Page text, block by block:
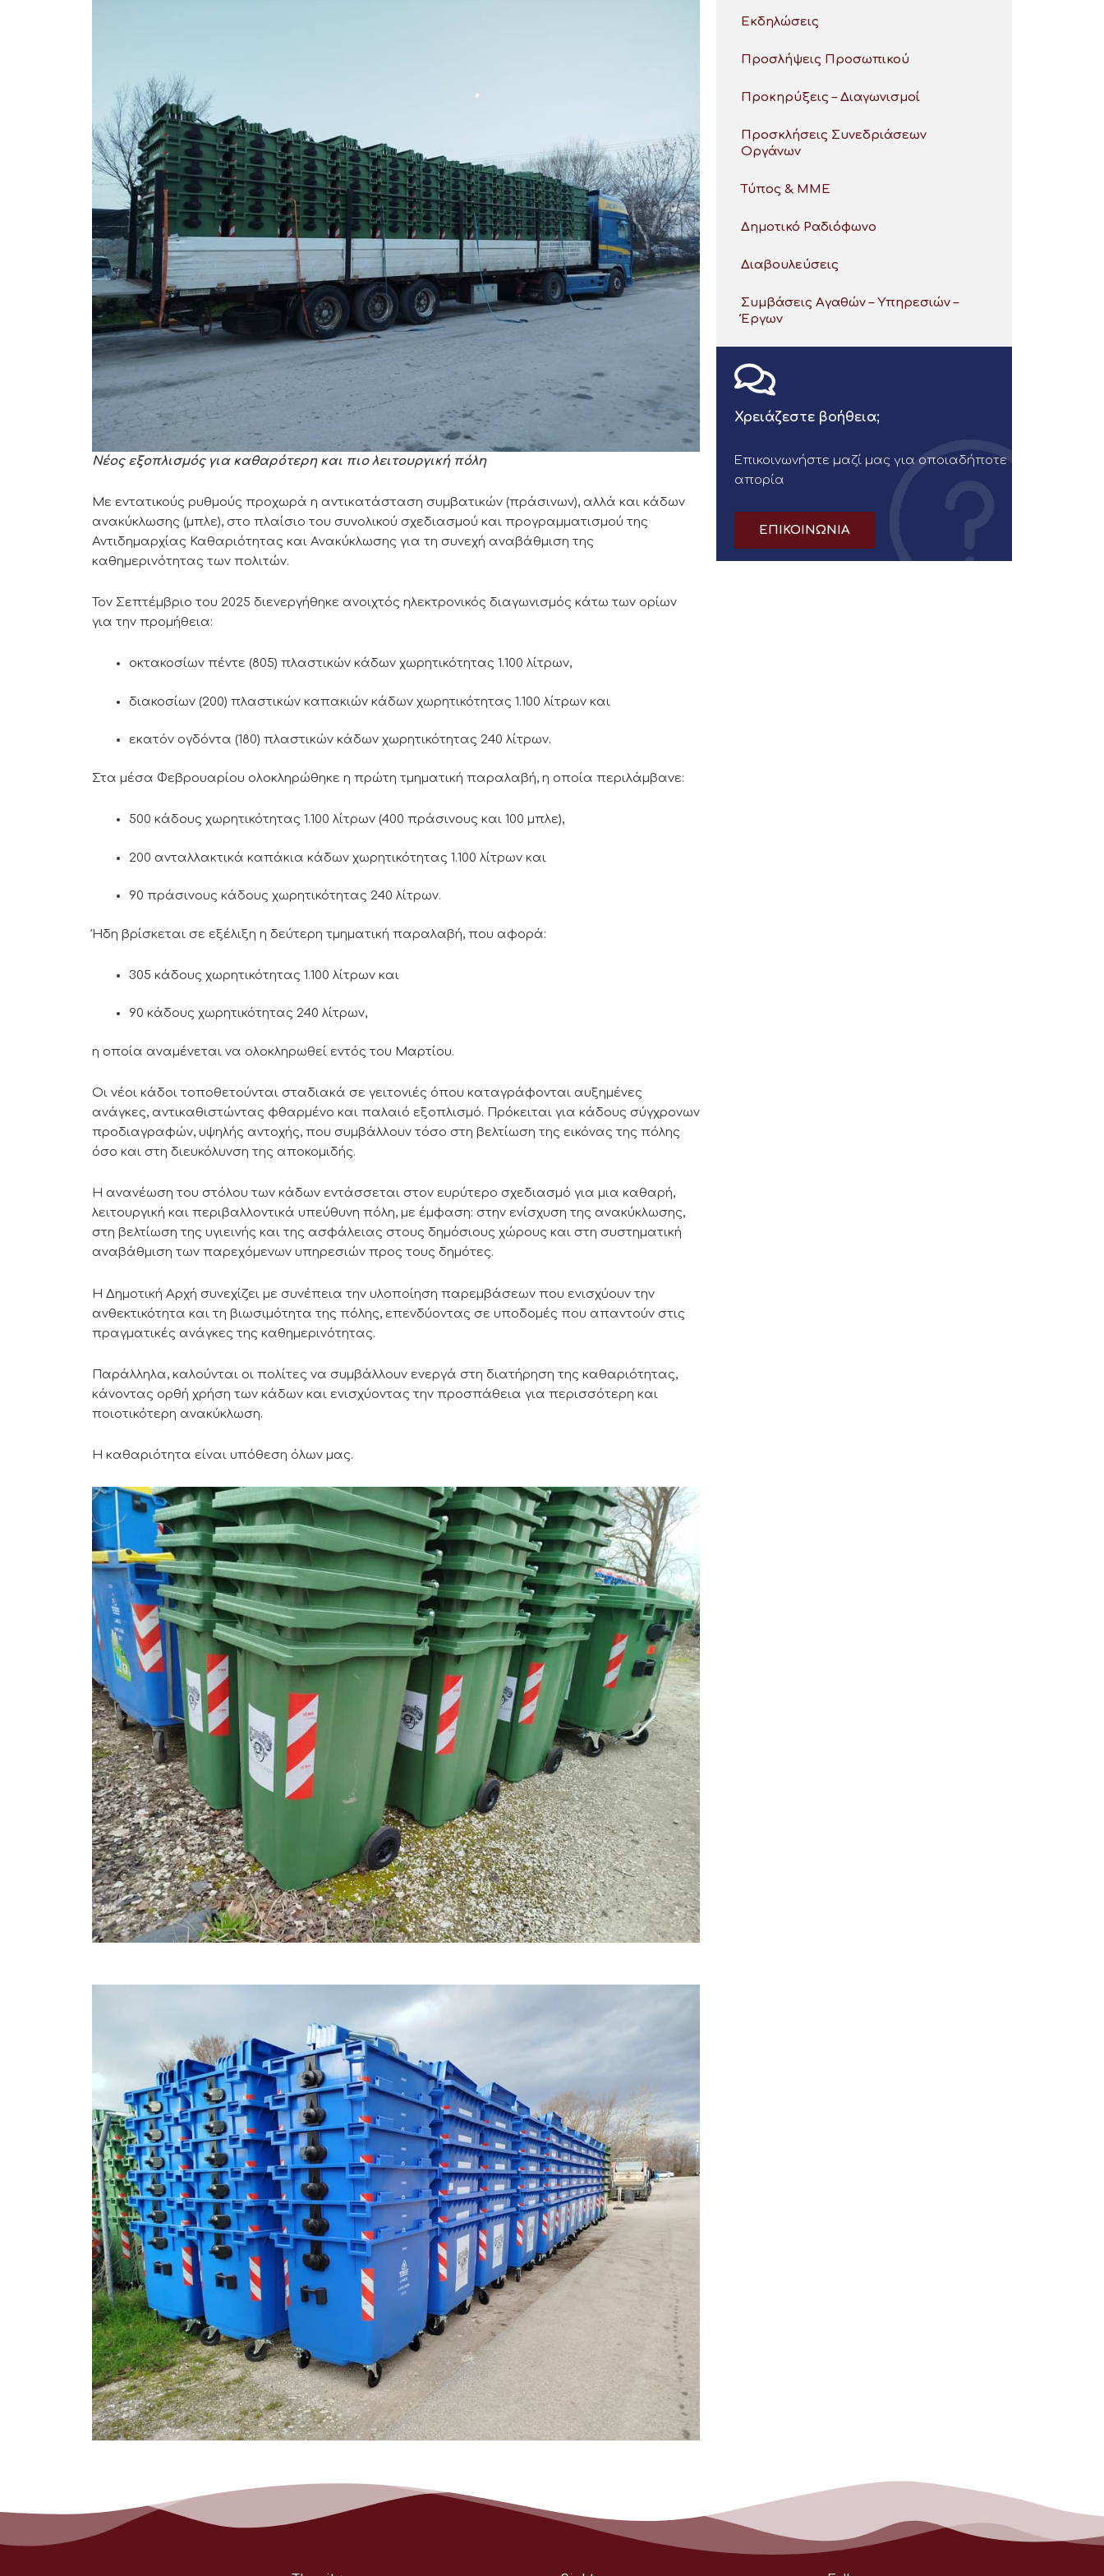
Νέος εξοπλισμός για καθαρότερη και πιο λειτουργική πόλη
Με εντατικούς ρυθμούς προχωρά η αντικατάσταση συμβατικών (πράσινων), αλλά και κάδων
ανακύκλωσης (μπλε), στο πλαίσιο του συνολικού σχεδιασμού και προγραμματισμού της
Αντιδημαρχίας Καθαριότητας και Ανακύκλωσης για τη συνεχή αναβάθμιση της
καθημερινότητας των πολιτών.
Τον Σεπτέμβριο του 2025 διενεργήθηκε ανοιχτός ηλεκτρονικός διαγωνισμός κάτω των ορίων
για την προμήθεια:
οκτακοσίων πέντε (805) πλαστικών κάδων χωρητικότητας 1.100 λίτρων,
διακοσίων (200) πλαστικών καπακιών κάδων χωρητικότητας 1.100 λίτρων και
εκατόν ογδόντα (180) πλαστικών κάδων χωρητικότητας 240 λίτρων.
Στα μέσα Φεβρουαρίου ολοκληρώθηκε η πρώτη τμηματική παραλαβή, η οποία περιλάμβανε:
500 κάδους χωρητικότητας 1.100 λίτρων (400 πράσινους και 100 μπλε),
200 ανταλλακτικά καπάκια κάδων χωρητικότητας 1.100 λίτρων και
90 πράσινους κάδους χωρητικότητας 240 λίτρων.
Ήδη βρίσκεται σε εξέλιξη η δεύτερη τμηματική παραλαβή, που αφορά:
305 κάδους χωρητικότητας 1.100 λίτρων και
90 κάδους χωρητικότητας 240 λίτρων,
η οποία αναμένεται να ολοκληρωθεί εντός του Μαρτίου.
Οι νέοι κάδοι τοποθετούνται σταδιακά σε γειτονιές όπου καταγράφονται αυξημένες
ανάγκες, αντικαθιστώντας φθαρμένο και παλαιό εξοπλισμό. Πρόκειται για κάδους σύγχρονων
προδιαγραφών, υψηλής αντοχής, που συμβάλλουν τόσο στη βελτίωση της εικόνας της πόλης
όσο και στη διευκόλυνση της αποκομιδής.
Η ανανέωση του στόλου των κάδων εντάσσεται στον ευρύτερο σχεδιασμό για μια καθαρή,
λειτουργική και περιβαλλοντικά υπεύθυνη πόλη, με έμφαση: στην ενίσχυση της ανακύκλωσης,
στη βελτίωση της υγιεινής και της ασφάλειας στους δημόσιους χώρους και στη συστηματική
αναβάθμιση των παρεχόμενων υπηρεσιών προς τους δημότες.
Η Δημοτική Αρχή συνεχίζει με συνέπεια την υλοποίηση παρεμβάσεων που ενισχύουν την
ανθεκτικότητα και τη βιωσιμότητα της πόλης, επενδύοντας σε υποδομές που απαντούν στις
πραγματικές ανάγκες της καθημερινότητας.
Παράλληλα, καλούνται οι πολίτες να συμβάλλουν ενεργά στη διατήρηση της καθαριότητας,
κάνοντας ορθή χρήση των κάδων και ενισχύοντας την προσπάθεια για περισσότερη και
ποιοτικότερη ανακύκλωση.
Η καθαριότητα είναι υπόθεση όλων μας.
Εκδηλώσεις
Προσλήψεις Προσωπικού
Προκηρύξεις – Διαγωνισμοί
Προσκλήσεις Συνεδριάσεων
Οργάνων
Τύπος & ΜΜΕ
Δημοτικό Ραδιόφωνο
Διαβουλεύσεις
Συμβάσεις Αγαθών – Υπηρεσιών –
Έργων
Χρειάζεστε βοήθεια;
Επικοινωνήστε μαζί μας για οποιαδήποτε
απορία
ΕΠΙΚΟΙΝΩΝΙΑ